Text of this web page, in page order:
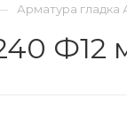
Арматура гладка